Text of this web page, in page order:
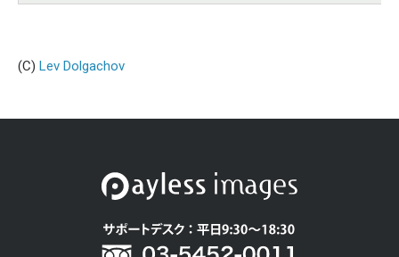
(C) Lev Dolgachov